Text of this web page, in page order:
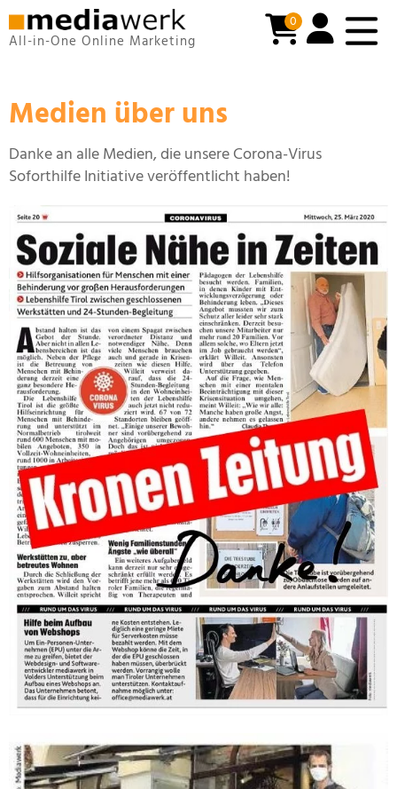
All-in-One Online Marketing
0
Medien über uns
Danke an alle Medien, die unsere Corona-Virus
Soforthilfe Initiative veröffentlicht haben!